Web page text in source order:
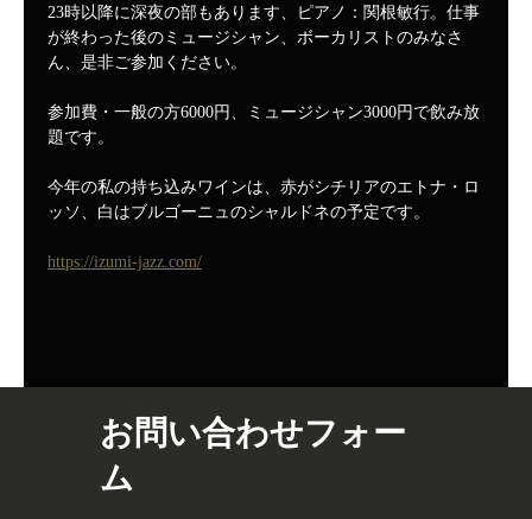
23時以降に深夜の部もあります、ピアノ：関根敏行。仕事
が終わった後のミュージシャン、ボーカリストのみなさ
ん、是非ご参加ください。
参加費・一般の方6000円、ミュージシャン3000円で飲み放
題です。
今年の私の持ち込みワインは、赤がシチリアのエトナ・ロ
ッソ、白はブルゴーニュのシャルドネの予定です。
https://izumi-jazz.com/
お問い合わせフォー
ム